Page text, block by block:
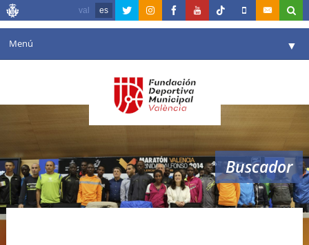
val es
Menú ▼
Agenda
Comunicación ▼
Valencia en deporte ▼
Buscador
atletas de élite